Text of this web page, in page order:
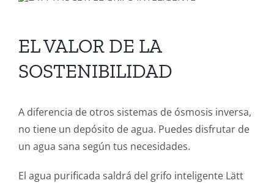
EL VALOR DE LA
SOSTENIBILIDAD
A diferencia de otros sistemas de ósmosis inversa,
no tiene un depósito de agua. Puedes disfrutar de
un agua sana según tus necesidades.
El agua purificada saldrá del grifo inteligente Lätt